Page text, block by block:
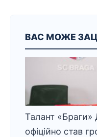
ВАС МОЖЕ
Талант «Браги»
офіційно став